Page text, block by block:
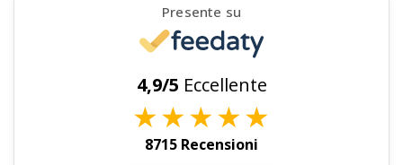
Presente su
4,9/5 Eccellente
★★★★★
8715 Recensioni